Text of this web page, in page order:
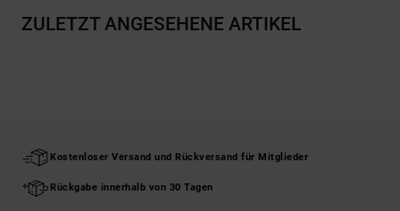
ZULETZT ANGESEHENE ARTIKEL
Kostenloser Versand und Rückversand für Mitglieder
Rückgabe innerhalb von 30 Tagen